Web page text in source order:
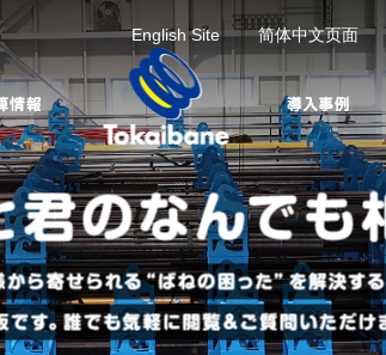
English Site 简体中文页面